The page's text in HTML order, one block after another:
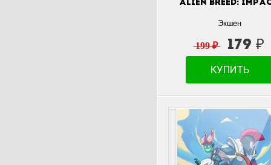
Alien Breed:
Экшен
199 ₽ 179 ₽
КУПИТЬ